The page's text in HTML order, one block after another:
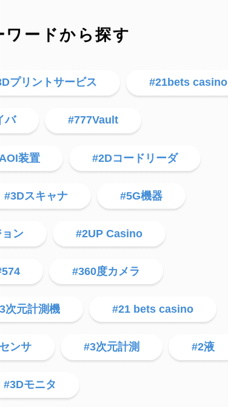
ワードから探す
プリントサービス #21bets casino
バ #777Vault
装置 #2Dコードリーダ
#3Dスキャナ #5G機器
ン #2UP Casino
#360度カメラ
次元計測機 #21 bets casino
ンサ #3次元計測 #2液
#3Dモニタ